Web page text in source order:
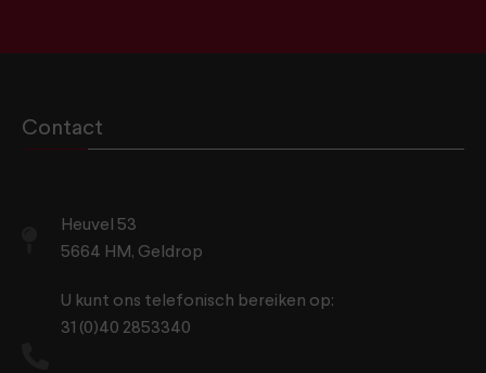
Contact
Heuvel 53
5664 HM, Geldrop
U kunt ons telefonisch bereiken op:
31 (0)40 2853340